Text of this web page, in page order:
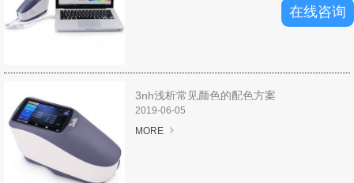
颜色知识
服务专区
下载专区
视频专区
3nh浅析常见颜色的配色方案
2019-06-05
MORE
在线咨询